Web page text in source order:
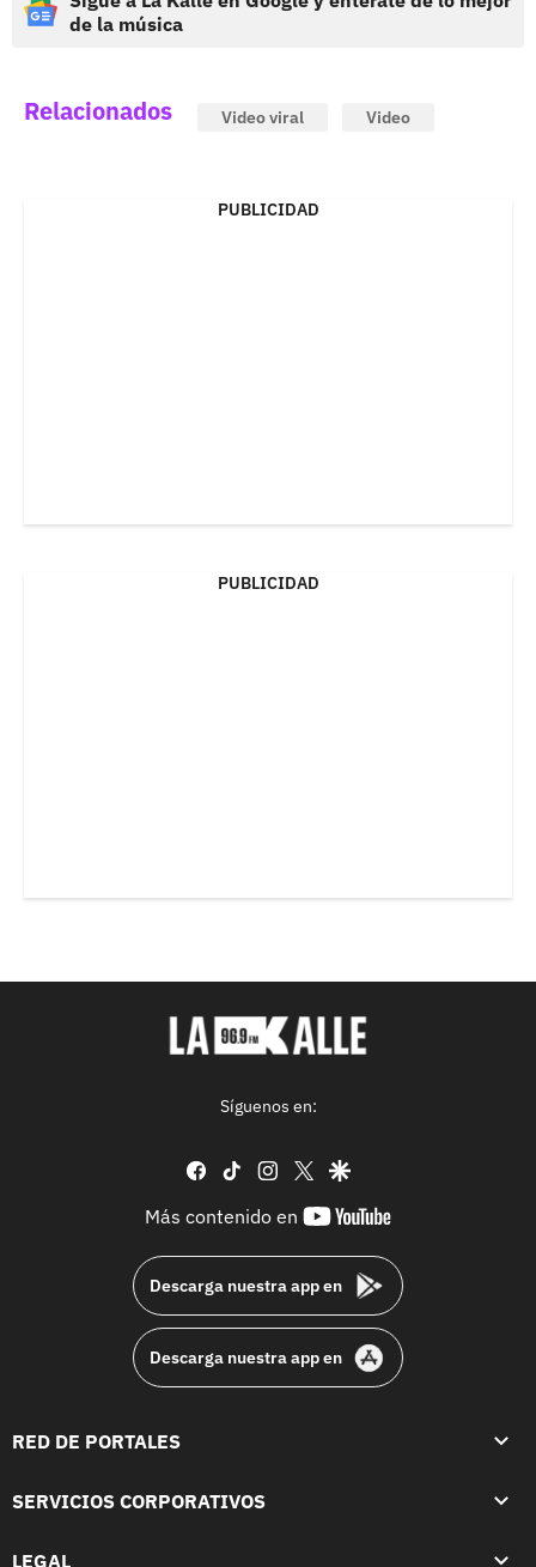
de la música
Relacionados Video viral Video
PUBLICIDAD
PUBLICIDAD
Síguenos en:
facebook
tiktok instagram
twittergoogle
Más contenido en
youtube-
Descarga nuestra app en
Descarga nuestra app en
RED DE PORTALES
SERVICIOS CORPORATIVOS
LEGAL